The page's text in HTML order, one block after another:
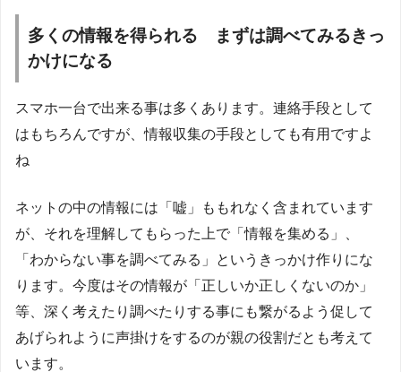
多くの情報を得られる まずは調べてみるきっ
かけになる
スマホ一台で出来る事は多くあります。連絡手段として
はもちろんですが、情報収集の手段としても有用ですよ
ね
ネットの中の情報には「嘘」ももれなく含まれています
が、それを理解してもらった上で「情報を集める」、
「わからない事を調べてみる」というきっかけ作りにな
ります。今度はその情報が「正しいか正しくないのか」
等、深く考えたり調べたりする事にも繋がるよう促して
あげられように声掛けをするのが親の役割だとも考えて
います。